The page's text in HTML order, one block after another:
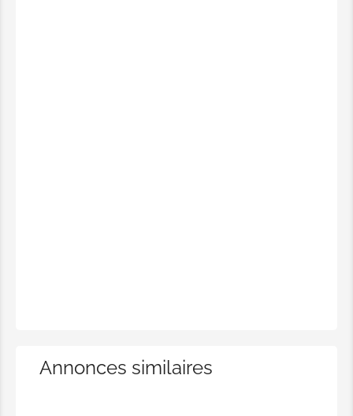
comédons + Masque + Sérum
Annonces similaires